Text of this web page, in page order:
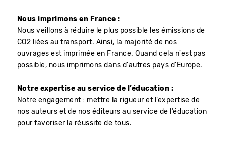
Nous imprimons en France :
Nous veillons à réduire le plus possible les émissions de
CO2 liées au transport. Ainsi, la majorité de nos
ouvrages est imprimée en France. Quand cela n'est pas
possible, nous imprimons dans d'autres pays d'Europe.
Notre expertise au service de l’éducation :
Notre engagement : mettre la rigueur et l’expertise de
nos auteurs et de nos éditeurs au service de l’éducation
pour favoriser la réussite de tous.